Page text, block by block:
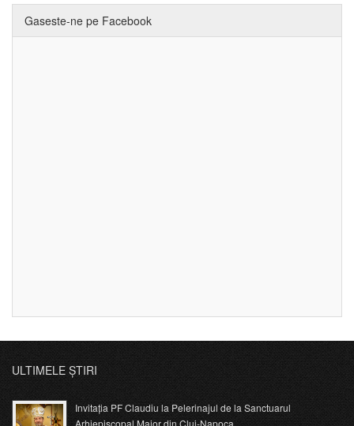
Gaseste-ne pe Facebook
ULTIMELE ȘTIRI
Invitația PF Claudiu la Pelerinajul de la Sanctuarul
Arhiepiscopal Major din Cluj-Napoca